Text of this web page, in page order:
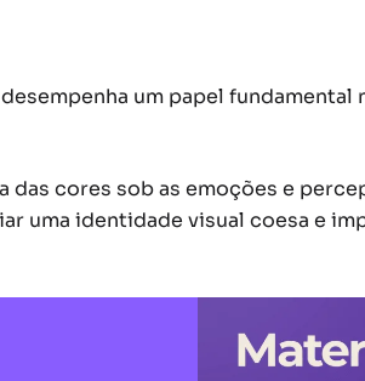
um papel
cores sob as emoções e
uma identidade visual coesa e